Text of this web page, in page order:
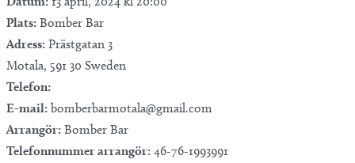
Plats: Bomber Bar
Adress: Prästgatan 3
Motala, 591 30 Sweden
Telefon:
E-mail: bomberbarmotala@gmail.com
Arrangör: Bomber Bar
Telefonnummer arrangör: 46-76-1993991